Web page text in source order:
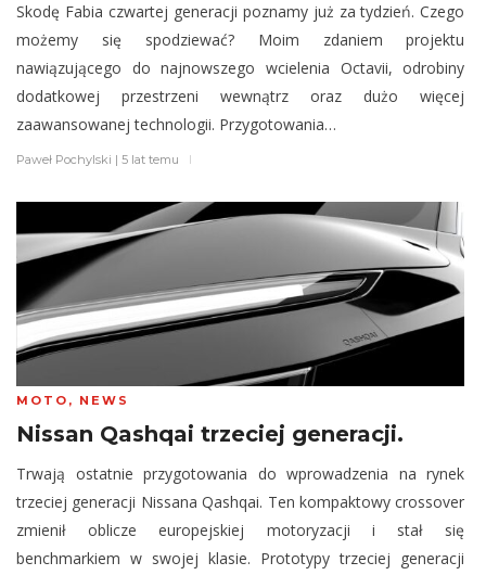
Skodę Fabia czwartej generacji poznamy już za tydzień. Czego
możemy się spodziewać? Moim zdaniem projektu
nawiązującego do najnowszego wcielenia Octavii, odrobiny
dodatkowej przestrzeni wewnątrz oraz dużo więcej
zaawansowanej technologii. Przygotowania…
Paweł Pochylski | 5 lat temu
MOTO , NEWS
Nissan Qashqai trzeciej generacji.
Trwają ostatnie przygotowania do wprowadzenia na rynek
trzeciej generacji Nissana Qashqai. Ten kompaktowy crossover
zmienił oblicze europejskiej motoryzacji i stał się
benchmarkiem w swojej klasie. Prototypy trzeciej generacji